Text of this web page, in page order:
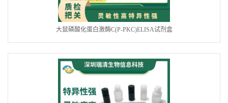
大鼠磷酸化蛋白激酶C(P-PKC)ELISA试剂盒